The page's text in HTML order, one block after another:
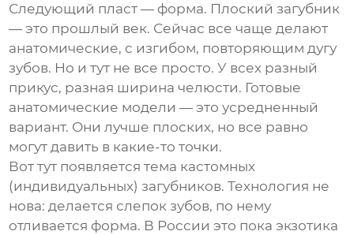
Следующий пласт — форма. Плоский загубник
— это прошлый век. Сейчас все чаще делают
анатомические, с изгибом, повторяющим дугу
зубов. Но и тут не все просто. У всех разный
прикус, разная ширина челюсти. Готовые
анатомические модели — это усредненный
вариант. Они лучше плоских, но все равно
могут давить в какие-то точки.
Вот тут появляется тема кастомных
(индивидуальных) загубников. Технология не
нова: делается слепок зубов, по нему
отливается форма. В России это пока экзотика